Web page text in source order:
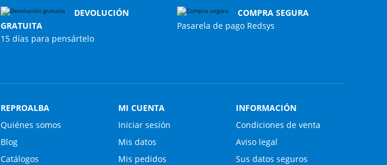
DEVOLUCIÓN
GRATUITA
15 días para pensártelo
COMPRA SEGURA
Pasarela de pago Redsys
REPROALBA
Quiénes somos
Blog
Catálogos
MI CUENTA
Iniciar sesión
Mis datos
Mis pedidos
INFORMACIÓN
Condiciones de venta
Aviso legal
Sus datos seguros